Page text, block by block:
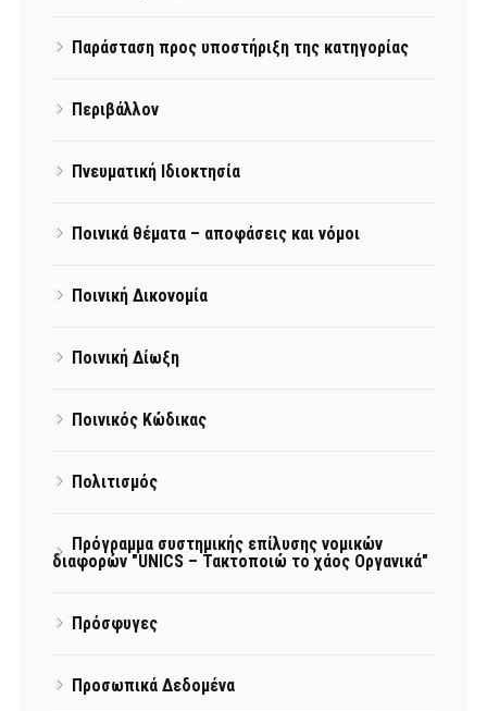
Παράσταση προς υποστήριξη της κατηγορίας
Περιβάλλον
Πνευματική Ιδιοκτησία
Ποινικά θέματα – αποφάσεις και νόμοι
Ποινική Δικονομία
Ποινική Δίωξη
Ποινικός Κώδικας
Πολιτισμός
Πρόγραμμα συστημικής επίλυσης νομικών
διαφορών "UNICS – Τακτοποιώ το χάος Οργανικά"
Πρόσφυγες
Προσωπικά Δεδομένα